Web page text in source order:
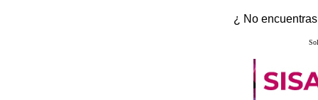
¿ No